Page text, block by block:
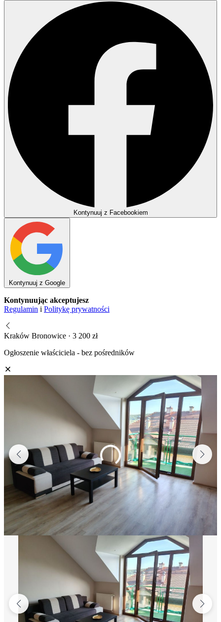
Kontynuuj z Facebookiem
Kontynuuj z Google
Kontynuując akceptujesz
Regulamin i Politykę prywatności
Kraków Bronowice · 3 200 zł
Ogłoszenie właściciela - bez pośredników